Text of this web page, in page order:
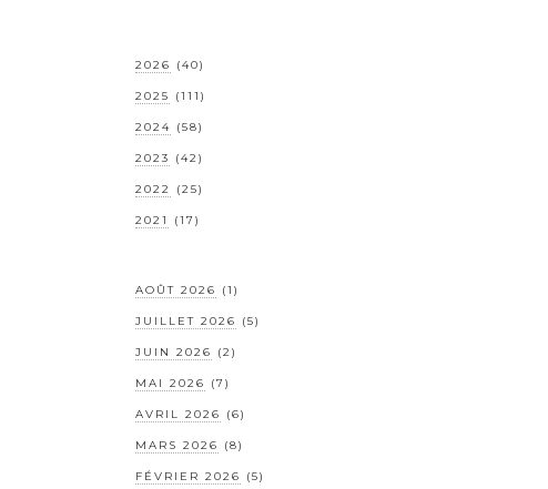
2026 (40)
2025 (111)
2024 (58)
2023 (42)
2022 (25)
2021 (17)
AOÛT 2026 (1)
JUILLET 2026 (5)
JUIN 2026 (2)
MAI 2026 (7)
AVRIL 2026 (6)
MARS 2026 (8)
FÉVRIER 2026 (5)